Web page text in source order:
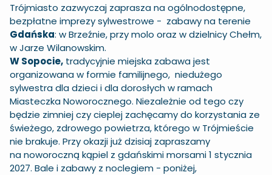
Trójmiasto zazwyczaj zaprasza na ogólnodostępne,
bezpłatne imprezy sylwestrowe - zabawy na terenie
Gdańska: w Brzeźnie, przy molo oraz w dzielnicy Chełm,
w Jarze Wilanowskim.
W Sopocie, tradycyjnie miejska zabawa jest
organizowana w formie familijnego, niedużego
sylwestra dla dzieci i dla dorosłych w ramach
Miasteczka Noworocznego. Niezależnie od tego czy
będzie zimniej czy cieplej zachęcamy do korzystania ze
świeżego, zdrowego powietrza, którego w Trójmieście
nie brakuje. Przy okazji już dzisiaj zapraszamy
nanoworoczną kąpiel z gdańskimi morsami 1 stycznia
2027. Bale i zabawy z noclegiem - poniżej,